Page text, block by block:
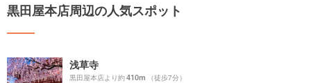
黒田屋本店周辺の人気スポット
浅草寺
黒田屋本店より約410m （徒歩7分）